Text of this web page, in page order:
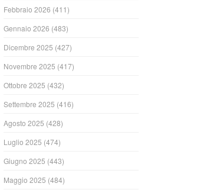
Febbraio 2026 (411)
Gennaio 2026 (483)
Dicembre 2025 (427)
Novembre 2025 (417)
Ottobre 2025 (432)
Settembre 2025 (416)
Agosto 2025 (428)
Luglio 2025 (474)
Giugno 2025 (443)
Maggio 2025 (484)